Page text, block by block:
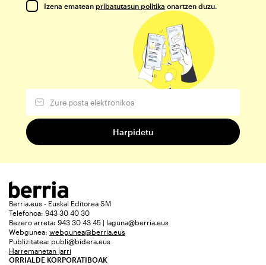
Izena ematean pribatutasun politika onartzen duzu.
Berria.eus - Euskal Editorea SM
Telefonoa: 943 30 40 30
Bezero arreta: 943 30 43 45 | laguna@berria.eus
Webgunea: webgunea@berria.eus
Publizitatea: publi@bidera.eus
Harremanetan jarri
ORRIALDE KORPORATIBOAK